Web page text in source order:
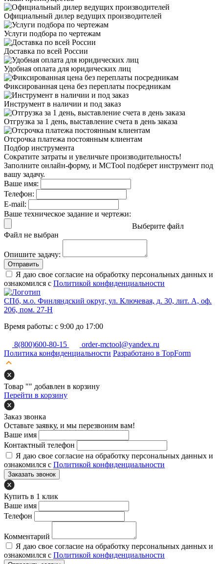
Официальный дилер ведущих производителей
Услуги подбора по чертежам
Доставка по всей России
Удобная оплата для юридических лиц
Фиксированная цена без переплаты посредникам
Инструмент в наличии и под заказ
Отгрузка за 1 день, выставление счета в день заказа
Отсрочка платежа постоянным клиентам
Подбор инструмента
Сократите затраты и увеличьте производительность!
Заполните онлайн-форму, и MCTool подберет инструмент под
вашу задачу.
Ваше имя:
Телефон:
E-mail:
Ваше техническое задание и чертежи:
Выберите файл
Файл не выбран
Опишите задачу:
Отправить
Я даю свое согласие на обработку персональных данных и
ознакомился с Политикой конфиденциальности
СПб, м.о. Финляндский округ, ул. Ключевая, д. 30, лит. А, оф.
206, пом. 27-Н
Время работы: с 9:00 до 17:00
8(800)600-80-15
order-mctool@yandex.ru
Политика конфиденциальности Разработано в TopForm
Товар "" добавлен в корзину
Перейти в корзину
Заказ звонка
Оставьте заявку, и мы перезвоним вам!
Ваше имя
Контактный телефон
Я даю свое согласие на обработку персональных данных и
ознакомился с Политикой конфиденциальности
Заказать звонок
Купить в 1 клик
Ваше имя
Телефон
Комментарий
Я даю свое согласие на обработку персональных данных и
ознакомился с Политикой конфиденциальности